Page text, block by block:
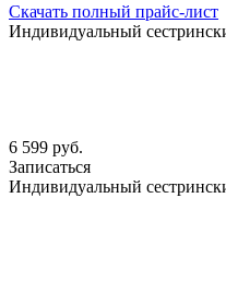
Скачать полный прайс-лист
Индивидуальный
6 599 руб.
Записаться
Индивидуальный